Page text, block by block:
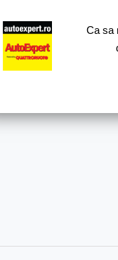
Test drive
Ca sa